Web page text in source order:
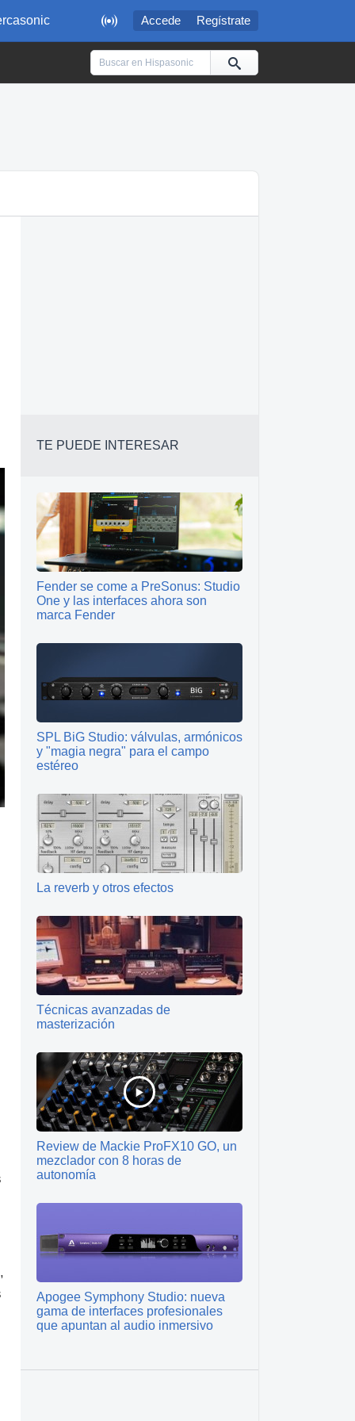
 Accede Regístrate
TE PUEDE INTERESAR
Fender se come a PreSonus: Studio
One y las interfaces ahora son
marca Fender
SPL BiG Studio: válvulas, armónicos
y "magia negra" para el campo
estéreo
La reverb y otros efectos
Técnicas avanzadas de
masterización
Review de Mackie ProFX10 GO, un
mezclador con 8 horas de
autonomía
Apogee Symphony Studio: nueva
gama de interfaces profesionales
que apuntan al audio inmersivo